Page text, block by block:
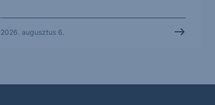
2026. augusztus 6.